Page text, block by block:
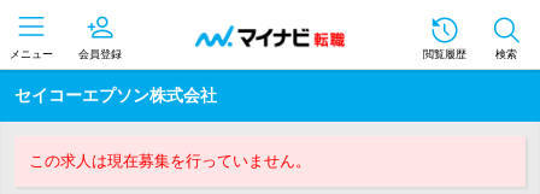
メニュー 会員登録 閲覧履歴 検索
セイコーエプソン株式会社
この求人は現在募集を行っていません。